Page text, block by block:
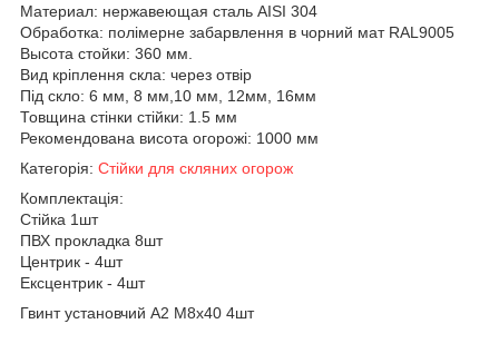
Материал: нержавеющая сталь AISI 304
Обработка: полімерне забарвлення в чорний мат RAL9005
Высота стойки: 360 мм.
Вид кріплення скла: через отвір
Під скло: 6 мм, 8 мм,10 мм, 12мм, 16мм
Товщина стінки стійки: 1.5 мм
Рекомендована висота огорожі: 1000 мм
Категорія: Стійки для скляних огорож
Комплектація:
Стійка 1шт
ПВХ прокладка 8шт
Центрик - 4шт
Ексцентрик - 4шт
Гвинт установчий А2 М8х40 4шт